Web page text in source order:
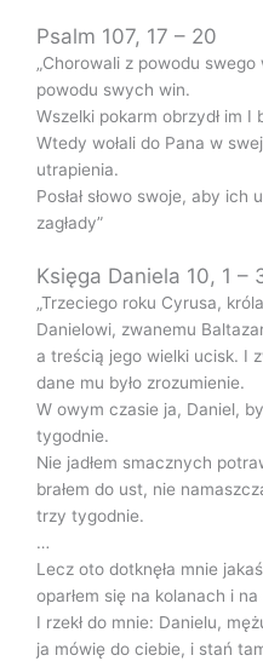
Psalm 107, 17 – 20
„Chorowali z powodu
powodu swych win.
Wszelki pokarm obrzydł im
Wtedy wołali do Pana w
utrapienia.
Posłał słowo swoje, aby
zagłady”
Księga Daniela 10, 1
„Trzeciego roku Cyrusa,
Danielowi, zwanemu
a treścią jego wielki ucisk. I
dane mu było zrozumienie.
W owym czasie ja, Daniel,
tygodnie.
Nie jadłem smacznych
brałem do ust, nie
trzy tygodnie.
…
Lecz oto dotknęła mnie
oparłem się na kolanach i na
I rzekł do mnie: Danielu,
ja mówię do ciebie, i stań